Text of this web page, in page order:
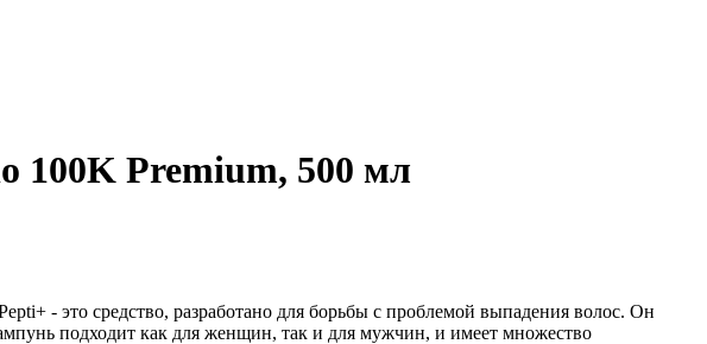
100K Premium, 500 мл
- это средство, разработано для борьбы с проблемой выпадения волос. Он
подходит как для женщин, так и для мужчин, и имеет множество